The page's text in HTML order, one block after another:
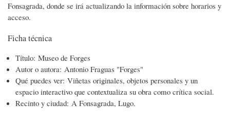
Fonsagrada, donde se irá actualizando la información sobre horarios y
acceso.
Ficha técnica
Título: Museo de Forges
Autor o autora: Antonio Fraguas "Forges"
Qué puedes ver: Viñetas originales, objetos personales y un
espacio interactivo que contextualiza su obra como crítica social.
Recinto y ciudad: A Fonsagrada, Lugo.